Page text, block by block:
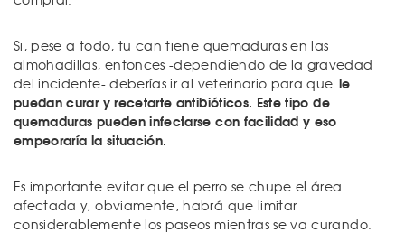
Si, pese a todo, tu can tiene quemaduras en las
almohadillas, entonces -dependiendo de la gravedad
del incidente- deberías ir al veterinario para que le
puedan curar y recetarte antibióticos. Este tipo de
quemaduras pueden infectarse con facilidad y eso
empeoraría la situación.
Es importante evitar que el perro se chupe el área
afectada y, obviamente, habrá que limitar
considerablemente los paseos mientras se va curando.